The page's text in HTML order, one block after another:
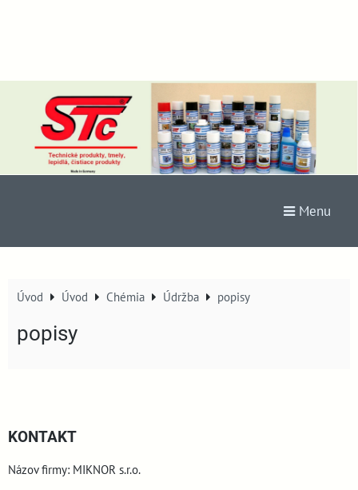
Menu
Úvod Úvod Chémia Údržba popisy
popisy
KONTAKT
Názov firmy: MIKNOR s.r.o.